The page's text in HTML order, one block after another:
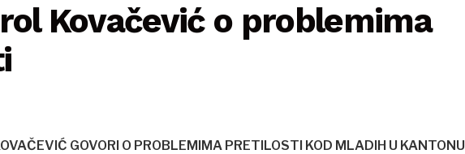
Kovačević o problemima
GOVORI O PROBLEMIMA PRETILOSTI KOD MLADIH U KANTONU